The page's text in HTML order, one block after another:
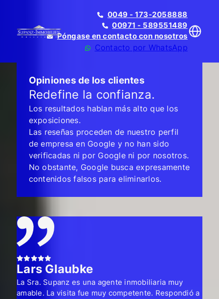
0049 - 173-2058888
00971 - 589551489
Póngase en contacto con nosotros
Contacto por WhatsApp
Translate
Opiniones de los clientes
Redefine la confianza.
Los resultados hablan más alto que los
exposiciones.
Las reseñas proceden de nuestro perfil
de empresa en Google y no han sido
verificadas ni por Google ni por nosotros.
No obstante, Google busca expresamente
contenidos falsos para eliminarlos.
Lars Glaubke
La Sra. Supanz es una agente inmobiliaria muy
amable. La visita fue muy competente. Respondió a